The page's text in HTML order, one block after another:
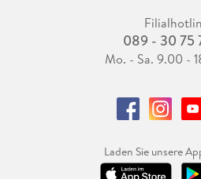
089 - 30 75
Mo. - Sa. 9.00 -
Laden Sie unsere